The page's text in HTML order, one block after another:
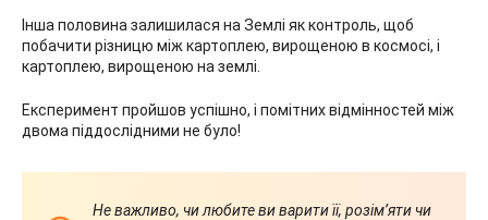
Інша половина залишилася на Землі як контроль, щоб
побачити різницю між картоплею, вирощеною в космосі, і
картоплею, вирощеною на землі.
Експеримент пройшов успішно, і помітних відмінностей між
двома піддослідними не було!
Не важливо, чи любите ви варити її, розім’яти чи